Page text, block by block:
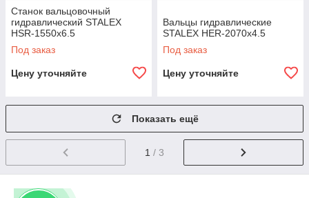
Станок вальцовочный
гидравлический STALEX
HSR-1550x6.5
Под заказ
Цену уточняйте
Вальцы гидравлические
STALEX HER-2070x4.5
Под заказ
Цену уточняйте
Показать ещё
1 / 3